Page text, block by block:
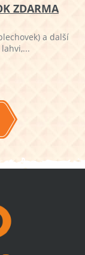
ZDARMA
a další